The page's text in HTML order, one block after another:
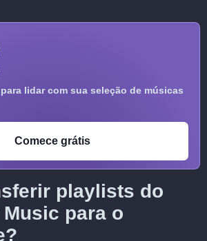
lidar com sua seleção de músicas
Comece grátis
playlists do
para o